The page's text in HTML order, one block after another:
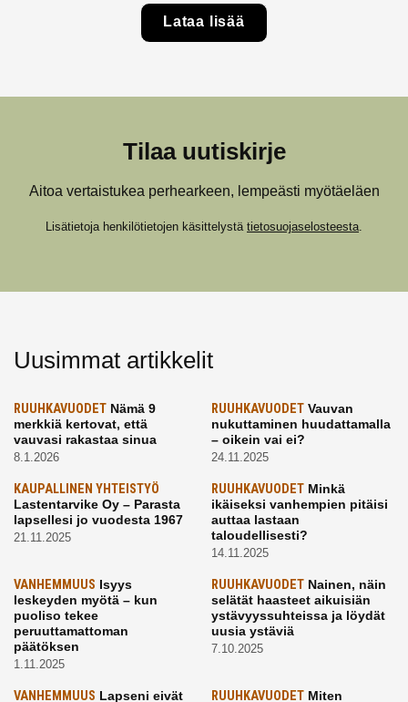
Lataa lisää
Tilaa uutiskirje
Aitoa vertaistukea perhearkeen, lempeästi myötäeläen
Lisätietoja henkilötietojen käsittelystä tietosuojaselosteesta.
Uusimmat artikkelit
RUUHKAVUODET Nämä 9
merkkiä kertovat, että
vauvasi rakastaa sinua
8.1.2026
RUUHKAVUODETVauvan
nukuttaminen huudattamalla
– oikein vai ei?
24.11.2025
KAUPALLINEN YHTEISTYÖ
Lastentarvike Oy – Parasta
lapsellesi jo vuodesta 1967
21.11.2025
RUUHKAVUODETMinkä
ikäiseksi vanhempien pitäisi
auttaa lastaan
taloudellisesti?
14.11.2025
VANHEMMUUS Isyys
leskeyden myötä – kun
puoliso tekee
peruuttamattoman
päätöksen
1.11.2025
RUUHKAVUODETNainen, näin
selätät haasteet aikuisiän
ystävyyssuhteissa ja löydät
uusia ystäviä
7.10.2025
VANHEMMUUS Lapseni eivät
RUUHKAVUODETMiten